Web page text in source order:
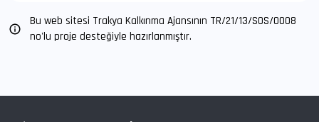
Bu web sitesi Trakya Kalkınma Ajansının TR/21/13/SOS/O008
no'lu proje desteğiyle hazırlanmıştır.